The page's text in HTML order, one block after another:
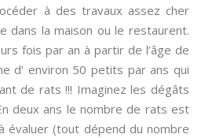
à des travaux assez cher
dans la maison ou le restaurent.
fois par an à partir de l’âge de
d’ environ 50 petits par ans qui
de rats !!! Imaginez les dégâts
deux ans le nombre de rats est
évaluer (tout dépend du nombre